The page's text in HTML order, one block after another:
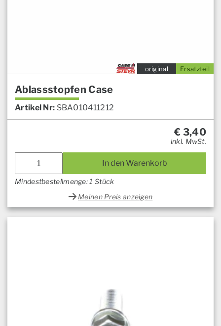
Ersatzteil
original
Ablassstopfen Case
Artikel Nr: SBA010411212
€ 3,40
inkl. MwSt.
In den Warenkorb
Mindestbestellmenge: 1 Stück
Meinen Preis anzeigen